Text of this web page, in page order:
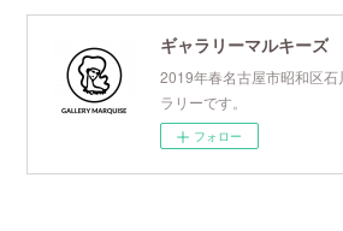
ギャラリーマルキーズ
2019年春名古屋市昭和区石
ラリーです。
フォロー